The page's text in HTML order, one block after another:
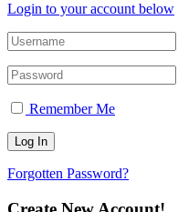
Login to your account below
Remember Me
Forgotten Password?